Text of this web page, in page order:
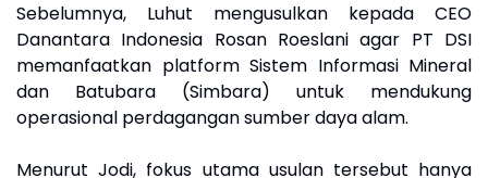
Sebelumnya, Luhut mengusulkan kepada CEO
Danantara Indonesia Rosan Roeslani agar PT DSI
memanfaatkan platform Sistem Informasi Mineral
dan Batubara (Simbara) untuk mendukung
operasional perdagangan sumber daya alam.
Menurut Jodi, fokus utama usulan tersebut hanya